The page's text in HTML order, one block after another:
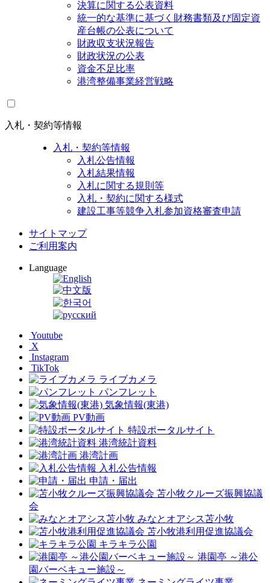
決算に関する公表資料
統一的な基準に基づく財務書類及び固定資
産台帳の公表について
財政収支状況報告
財政状況の公表
資金不足比率
港湾整備事業経営戦略
入札・契約等情報
入札・契約等情報
入札公告情報
入札結果情報
入札に関する規則等
入札・契約に関する様式
建設工事等競争入札参加資格審査申請
サイトマップ
ご利用案内
Language
Youtube
X
Instagram
TikTok
ライブカメラ
パンフレット
気象情報(東港)
PV動画
特設ポータルサイト
港湾統計資料
港湾計画
入札公告情報
申請・届出
苫小牧クルーズ振興協議
会
みなとオアシス苫小牧
苫小牧港利用促進協議会
キラキラ公園
港園亭 ～港公
園バーベキュー施設～